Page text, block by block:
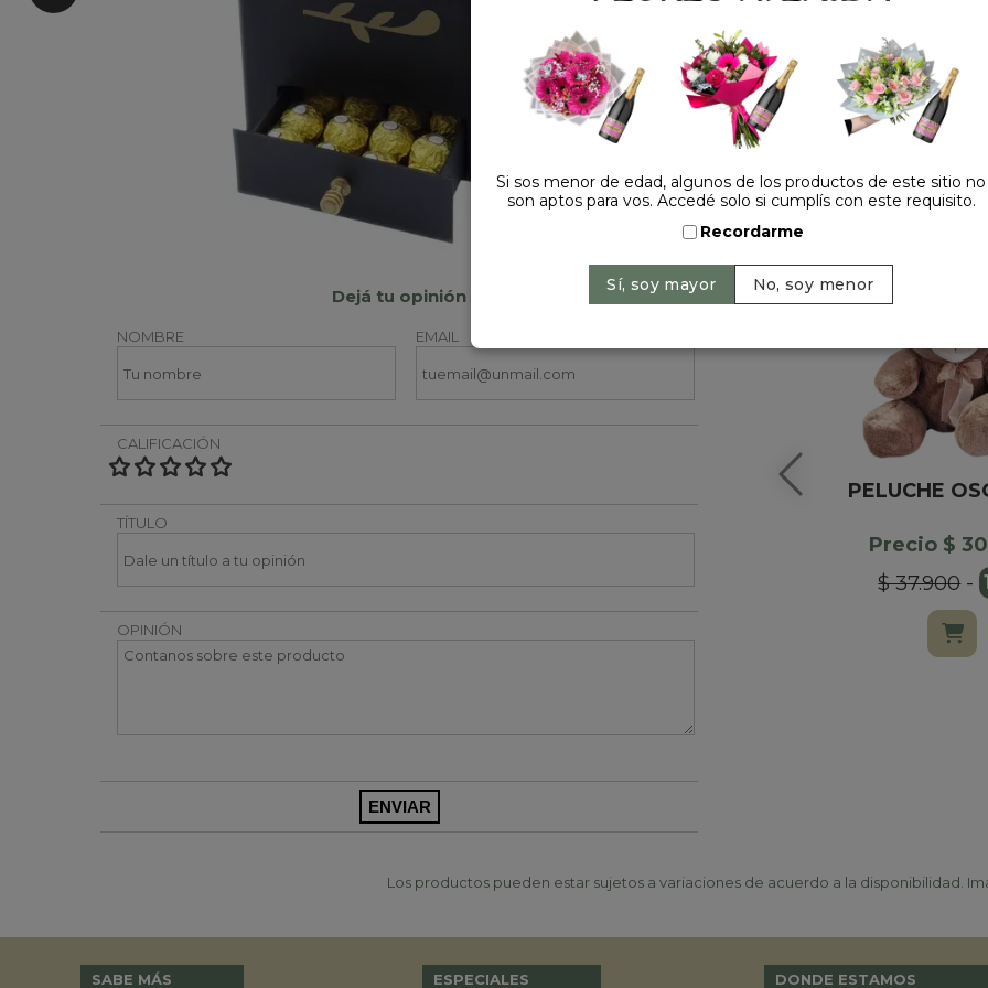
Dejá tu opinión
NOMBRE EMAIL
CALIFICACIÓN
TÍTULO
OPINIÓN
HACELO
PELUCHE
Precio $
$ 37.900-
Los productos pueden estar sujetos a variaciones de acuerdo a la disponibilidad.
SABE MÁS ESPECIALES DONDE ESTAMOS
Si sos menor de edad, algunos de los productos de este sitio no
son aptos para vos. Accedé solo si cumplís con este requisito.
Recordarme